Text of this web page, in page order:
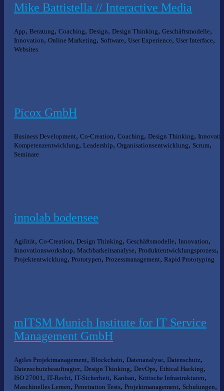
Mike Battistella // Interactive Media
App, Beratung, Coaching, Design, Design Thinking, Geschäftsmodelle,
Innovation, Online Marketing, Software, User Experience, User Interface,
Websites
Picox GmbH
Business Development, Co-Creation, Coaching, Design Thinking,
Kompetenzentwicklung, Leadership, Organisationsentwicklung, Scrum,
Seminare
innolab bodensee
Agilität, Co-Creation, Design Thinking, Geschäftsmodelle, Innovation,
Innovationsworkshop, Machbarkeitsanalyse, Produktentwicklungsprozess,
Projektentwicklung, Prototypen, Prozessmanagement, Rapid Prototyping
mITSM Munich Institute for IT Service
Management GmbH
Agiles Projektmanagement, Blockchain, Datenanalyse, Datenschutz,
Datenschutzbeauftragter, Design Thinking, DevOps, Ethical Hacking,
ISO 27001 , IT-Recht, IT-Sicherheit, Kanban, Kritische Infrastrukturen,
Maschinelles Lernen, Penetration Tests, Projektmanagement, Schulungen,